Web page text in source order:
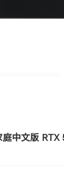
中文版 RTX